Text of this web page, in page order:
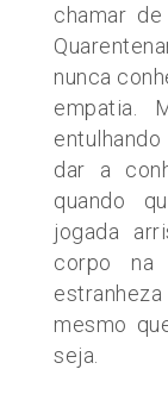
chamar
nunca
empatia.
dar a
quando
jogada
corpo na
mesmo
seja.